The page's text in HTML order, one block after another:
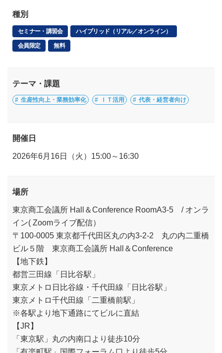
種別
セミナー・講習会 ハイブリッド（リアル／オンライン）
会員限定 無料
テーマ・課題
生産性向上・業務効率化 ＩＴ活用 代表・経営者向け
開催日
2026年6月16日（火）15:00～16:30
場所
東京商工会議所 Hall＆Conference RoomA3-5 / オンラ
イン( Zoomライブ配信）
〒100-0005 東京都千代田区丸の内3-2-2 丸の内二重橋
ビル５階 東京商工会議所 Hall＆Conference
【地下鉄】
都営三田線「日比谷駅」
東京メトロ日比谷線・千代田線「日比谷駅」
東京メトロ千代田線「二重橋前駅」
※各駅より地下通路にてビルに直結
【JR】
「東京駅」丸の内南口より徒歩10分
「有楽町駅」国際フォーラム口より徒歩5分